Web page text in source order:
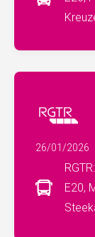
26/01/2026
E20,